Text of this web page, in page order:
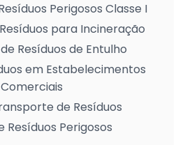
Perigosos Classe I
para Incineração
Resíduos de Entulho
em Estabelecimentos
Comerciais
de Resíduos
Resíduos Perigosos